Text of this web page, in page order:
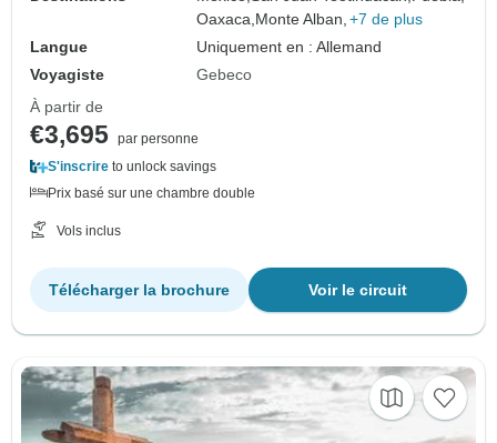
Oaxaca,Monte Alban, +7 de plus
Langue
Uniquement en : Allemand
Voyagiste
Gebeco
À partir de
€3,695 par personne
S'inscrire to unlock savings
Prix basé sur une chambre double
Vols inclus
Voir le circuit
Télécharger la brochure